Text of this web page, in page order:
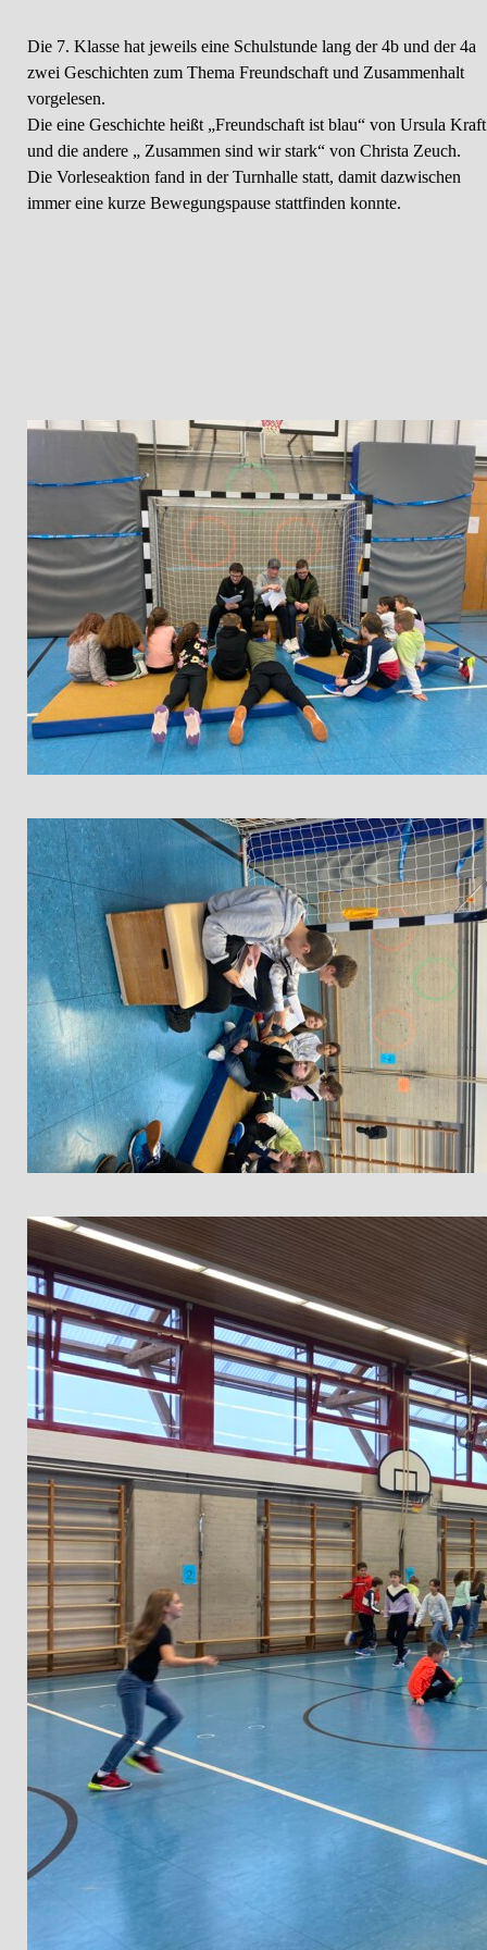
Die 7. Klasse hat jeweils eine Schulstunde lang der 4b und der 4a
zwei Geschichten zum Thema Freundschaft und Zusammenhalt
vorgelesen.
Die eine Geschichte heißt „Freundschaft ist blau“ von Ursula Kraft
und die andere „ Zusammen sind wir stark“ von Christa Zeuch.
Die Vorleseaktion fand in der Turnhalle statt, damit dazwischen
immer eine kurze Bewegungspause stattfinden konnte.